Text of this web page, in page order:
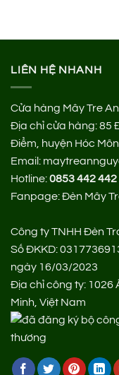
LIÊN HỆ NHANH
Cửa hàng Mây Tre
Địa chỉ cửa hàng:85
Điểm, huyện Hóc
Email:
Hotline:0853 442 442
Fanpage:Đèn Mây
Công ty TNHH Đèn
Số ĐKKD:
ngày 16/03/2023
Địa chỉ công ty: 1026
Minh, Việt Nam